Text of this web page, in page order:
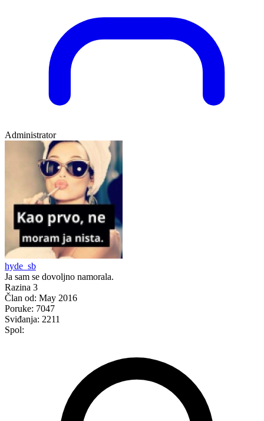
Administrator
hyde_sb
Ja sam se dovoljno namorala.
Razina 3
Član od: May 2016
Poruke: 7047
Sviđanja: 2211
Spol: